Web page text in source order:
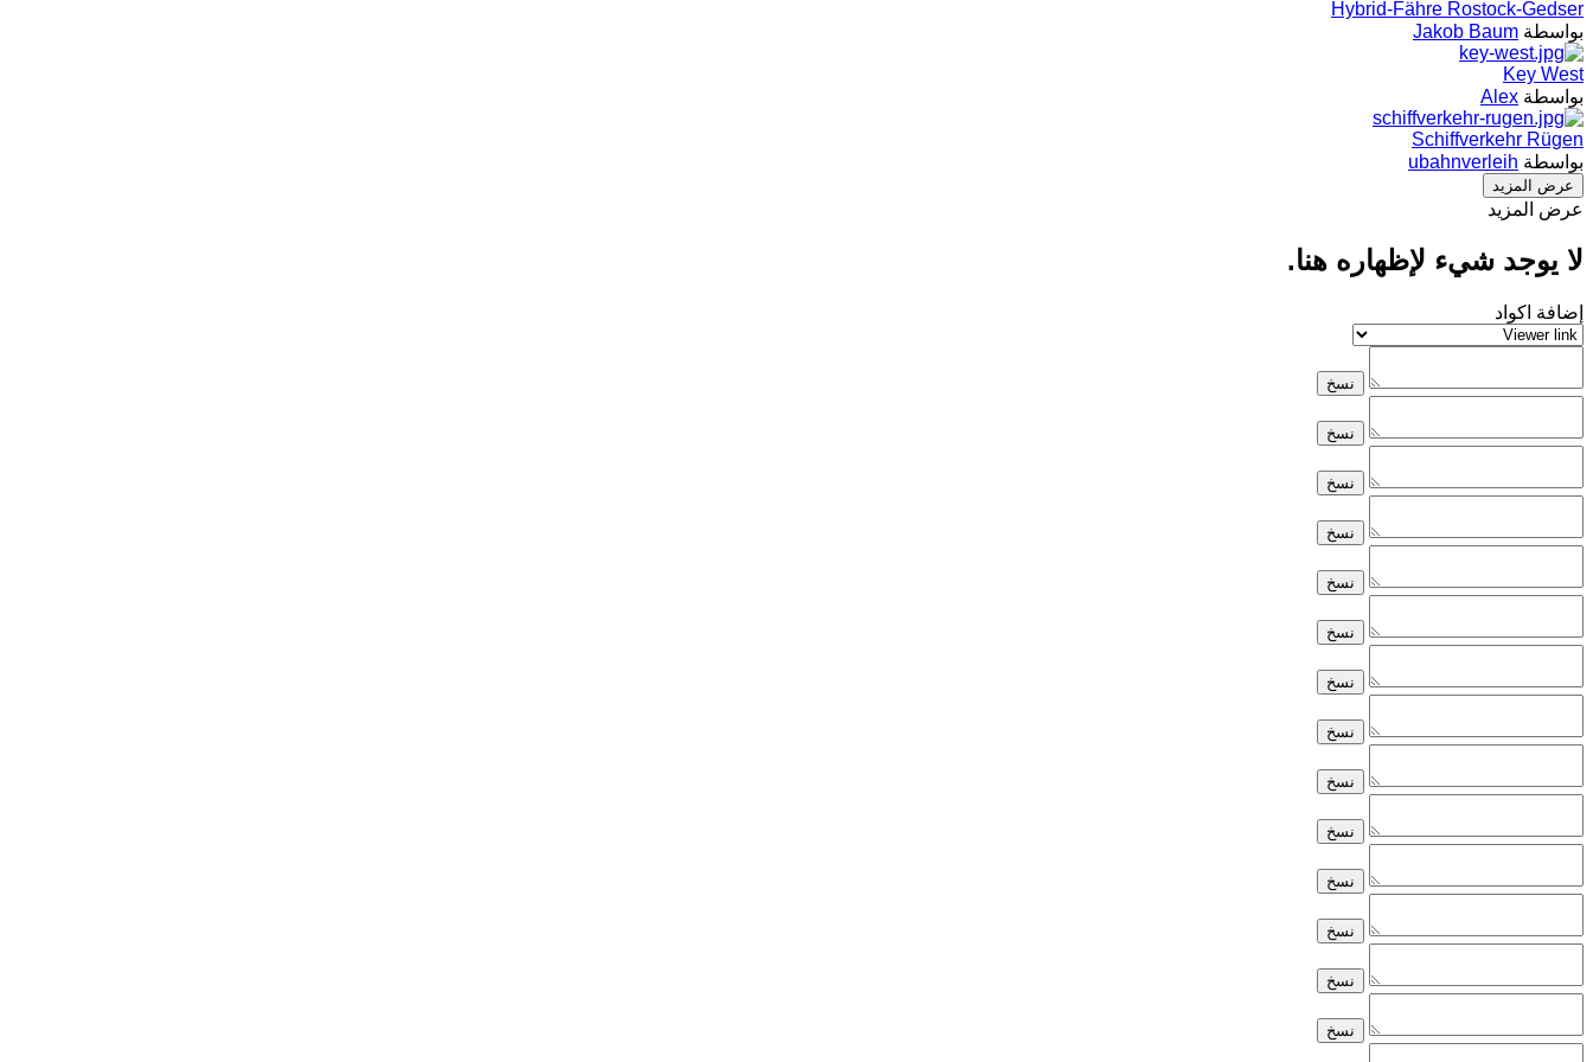
Hybrid-Fähre Rostock-Gedser
بواسطة Jakob Baum
Key West
بواسطة Alex
Schiffverkehr Rügen
بواسطة ubahnverleih
عرض المزيد
عرض المزيد
لا يوجد شيء لإظهاره هنا.
إضافة اكواد
نسخ
نسخ
نسخ
نسخ
نسخ
نسخ
نسخ
نسخ
نسخ
نسخ
نسخ
نسخ
نسخ
نسخ